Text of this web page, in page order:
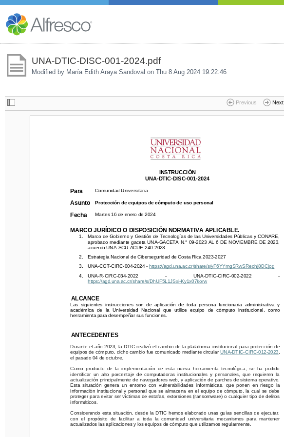
UNA-DTIC-DISC-001-2024.pdf
Modified by María Edith Araya Sandoval on Thu 8 Aug 2024 19:22:46
Previous Next
INSTRUCCIÓN
UNA-DTIC-DISC-001-2024
Para Comunidad Universitaria
Asunto Protección de equipos de cómputo de uso personal
Fecha
MARCO JURÍDICO O DISPOSICIÓN NORMATIVA APLICABLE.
1.
Marco de Gobierno y Gestión de Tecnologías de las Universidades Públicas y CONARE,
aprobado mediante gaceta UNA-GACETA N.° 09-2023 AL 6 DE NOVIEMBRE DE 2023,
acuerdo UNA-SCU-ACUE-240-2023.
UNA-CGT-CIRC-004-2024 -
https://agd.una.ac.cr/share/s/yF6YYmgSRwSReohj8OCjog
UNA-R-CIRC-034-2022         -         UNA-DTIC-CIRC-002-2022         -
https://agd.una.ac.cr/share/s/DhUF5L1JSxi-Ky1x07korw
Las siguientes instrucciones son de aplicación de toda persona funcionaria administrativa y
académica   de   la   Universidad   Nacional  que   utilice   equipo   de   cómputo   institucional,   como
herramienta para desempeñar sus funciones.
Durante el año 2023, la DTIC realizó el cambio de la plataforma institucional para protección de
equipos de cómputo, dicho cambio fue comunicado mediante circular
UNA-DTIC-CIRC-012-2023
el pasado 04 de octubre.
Como producto de la implementación de esta nueva herramienta tecnológica, se ha podido
actualización principalmente de navegadores web, y aplicación de parches de sistema operativo.
Esta situación genera un entorno con vulnerabilidades informáticas, que ponen en riesgo la
información institucional y personal que se almacena en el equipo de cómputo, la cual se debe
proteger para evitar ser víctimas de estafas, extorsiones (ransomware) o cualquier tipo de delitos
informáticos.
Considerando esta situación, desde la DTIC hemos elaborado unas guías sencillas de ejecutar,
actualizados las aplicaciones y los equipos de cómputo que utilizamos regularmente.
INSTRUCCIÓN
UNA-DTIC-DISC-001-2024
Para Comunidad Universitaria
Asunto Protección de equipos de cómputo de uso personal
Fecha Martes 16 de enero de 2024
MARCO JURÍDICO O DISPOSICIÓN NORMATIVA APLICABLE.
1.
Marco de Gobierno y Gestión de Tecnologías de las Universidades Públicas y CONARE,
aprobado mediante gaceta UNA-GACETA N.° 09-2023 AL 6 DE NOVIEMBRE DE 2023,
acuerdo UNA-SCU-ACUE-240-2023.
2.
Estrategia Nacional de Ciberseguridad de Costa Rica 2023-2027
3.
UNA-CGT-CIRC-004-2024 - https://agd.una.ac.cr/share/s/yF6YYmgSRwSReohj8OCjog
4.
UNA-R-CIRC-034-2022         -         UNA-DTIC-CIRC-002-2022         -
https://agd.una.ac.cr/share/s/DhUF5L1JSxi-Ky1x07korw
ALCANCE
Las siguientes instrucciones son de aplicación de toda persona funcionaria administrativa y
académica   de   la   Universidad   Nacional  que   utilice   equipo   de   cómputo   institucional,   como
herramienta para desempeñar sus funciones.
ANTECEDENTES
Durante el año 2023, la DTIC realizó el cambio de la plataforma institucional para protección de
equipos de cómputo, dicho cambio fue comunicado mediante circular UNA-DTIC-CIRC-012-2023
el pasado 04 de octubre.
Como producto de la implementación de esta nueva herramienta tecnológica, se ha podido
identificar un alto porcentaje de computadoras institucionales y personales, que requieren la
actualización principalmente de navegadores web, y aplicación de parches de sistema operativo.
Esta situación genera un entorno con vulnerabilidades informáticas, que ponen en riesgo la
información institucional y personal que se almacena en el equipo de cómputo, la cual se debe
proteger para evitar ser víctimas de estafas, extorsiones (ransomware) o cualquier tipo de delitos
informáticos.
Considerando esta situación, desde la DTIC hemos elaborado unas guías sencillas de ejecutar,
con el propósito de facilitar a toda la comunidad universitaria mecanismos para mantener
actualizados las aplicaciones y los equipos de cómputo que utilizamos regularmente.